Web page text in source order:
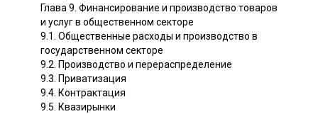
Глава 9. Финансирование и производство товаров
и услуг в общественном секторе
9.1. Общественные расходы и производство в
государственном секторе
9.2. Производство и перераспределение
9.3. Приватизация
9.4. Контрактация
9.5. Квазирынки